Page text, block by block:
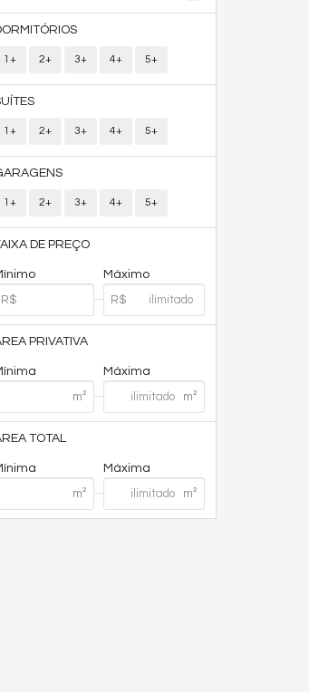
1+ 2+ 3+ 4+ 5+
1+ 2+ 3+ 4+ 5+
1+ 2+ 3+ 4+ 5+
DE PREÇO
Máximo
PRIVATIVA
Máxima
TOTAL
Máxima